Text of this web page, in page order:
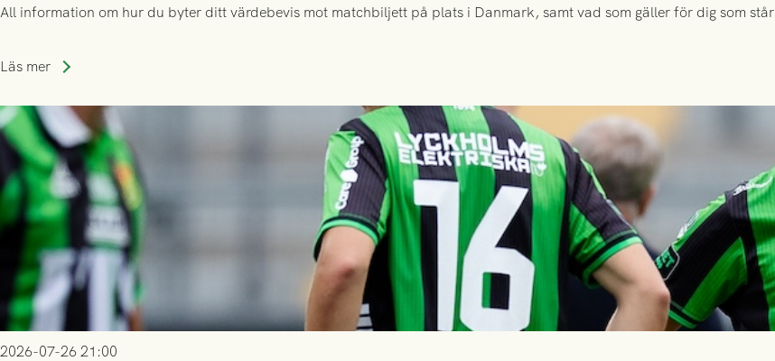
All information om hur du byter ditt värdebevis mot matchbiljett på plats i Danmark, samt vad som gäller för dig som
Läs mer
2026-07-26 21:00